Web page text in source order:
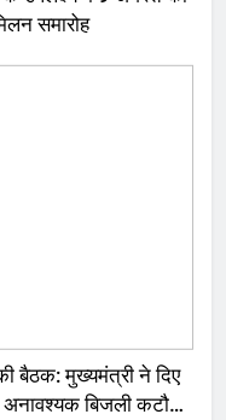
समारोह
बैठक: मुख्यमंत्री ने दिए
अनावश्यक बिजली कटौती